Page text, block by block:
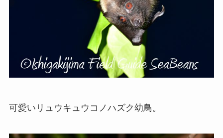
可愛いリュウキュウコノハズク幼鳥。